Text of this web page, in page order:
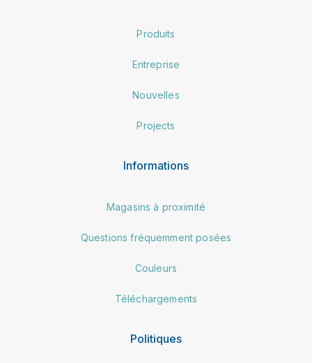
Produits
Entreprise
Nouvelles
Projects
Informations
Magasins à proximité
Questions fréquemment posées
Couleurs
Téléchargements
Politiques